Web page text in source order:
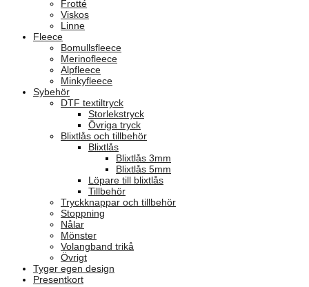
Frotté
Viskos
Linne
Fleece
Bomullsfleece
Merinofleece
Alpfleece
Minkyfleece
Sybehör
DTF textiltryck
Storlekstryck
Övriga tryck
Blixtlås och tillbehör
Blixtlås
Blixtlås 3mm
Blixtlås 5mm
Löpare till blixtlås
Tillbehör
Tryckknappar och tillbehör
Stoppning
Nålar
Mönster
Volangband trikå
Övrigt
Tyger egen design
Presentkort